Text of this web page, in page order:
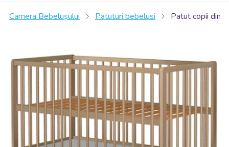
Camera Bebelușului Patuturi bebelusi Patut copii din